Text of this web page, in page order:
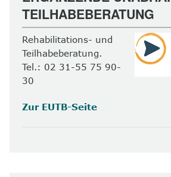
TEILHABEBERATUNG
Rehabilitations- und
Teilhabeberatung.
Tel.: 02 31-55 75 90-
30
Zur EUTB-Seite